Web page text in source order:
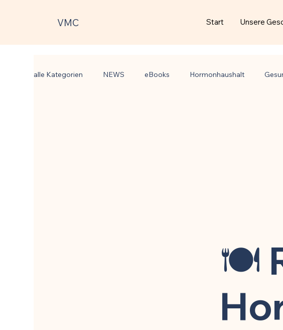
VMC Start Unsere
alle Kategorien NEWS eBooks Hormonhaushalt
🍽️ Rezepte für Schlafqualität
🍽️